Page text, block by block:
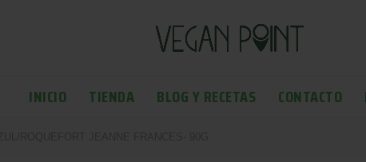
INICIO TIENDA BLOG Y RECETAS CONTACTO